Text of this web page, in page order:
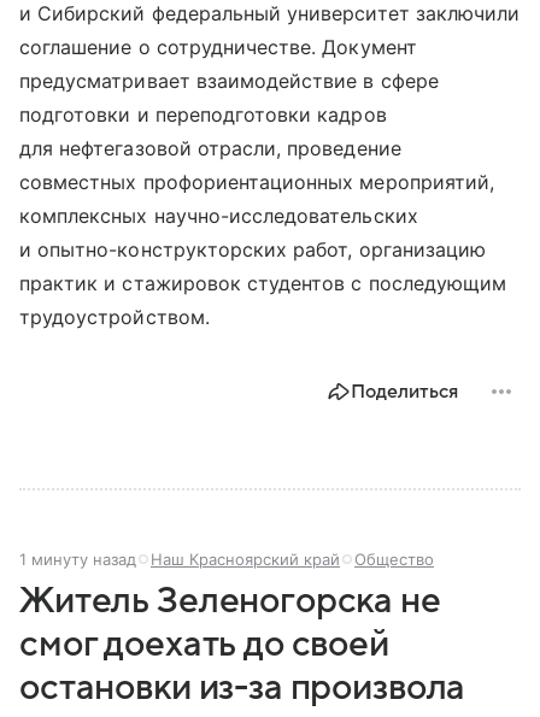
и Сибирский федеральный университет заключили
соглашение о сотрудничестве. Документ
предусматривает взаимодействие в сфере
подготовки и переподготовки кадров
для нефтегазовой отрасли, проведение
совместных профориентационных мероприятий,
комплексных научно-исследовательских
и опытно-конструкторских работ, организацию
практик и стажировок студентов с последующим
трудоустройством.
Поделиться
1 минуту назад Наш Красноярский край Общество
Житель Зеленогорска не
смог доехать до своей
остановки из-за произвола